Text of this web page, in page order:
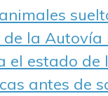
de la Autovía
el estado
antes de